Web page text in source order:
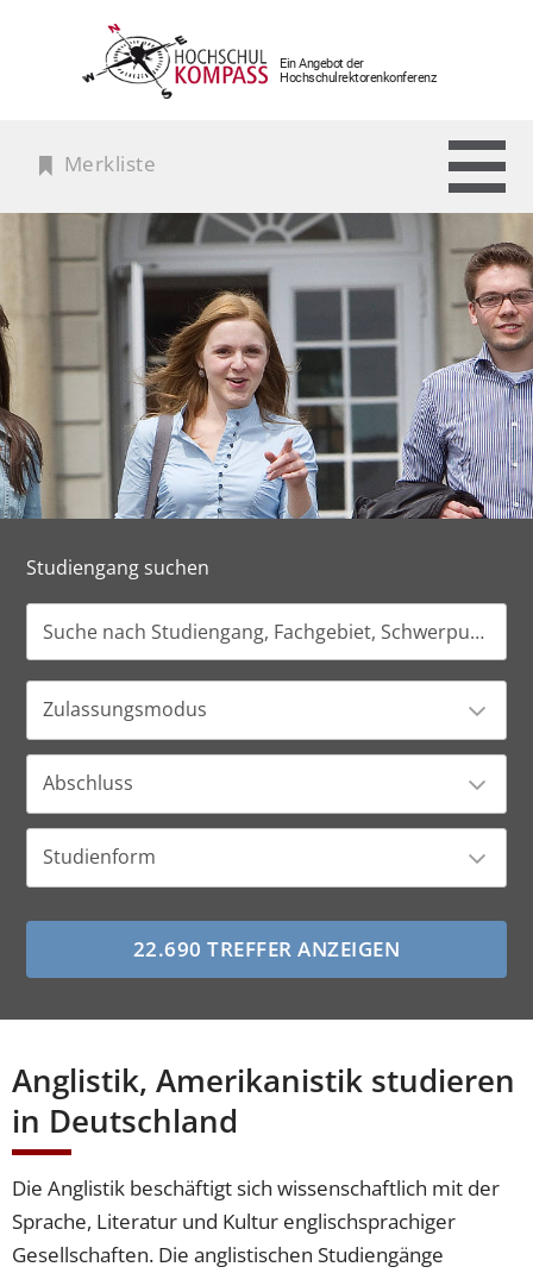
Ein Angebot der
Hochschulrektorenkonferenz
Merkliste
Studiengang suchen
Zulassungsmodus
Abschluss
Studienform
Anglistik, Amerikanistik studieren
in Deutschland
Die Anglistik beschäftigt sich wissenschaftlich mit der
Sprache, Literatur und Kultur englischsprachiger
Gesellschaften. Die anglistischen Studiengänge